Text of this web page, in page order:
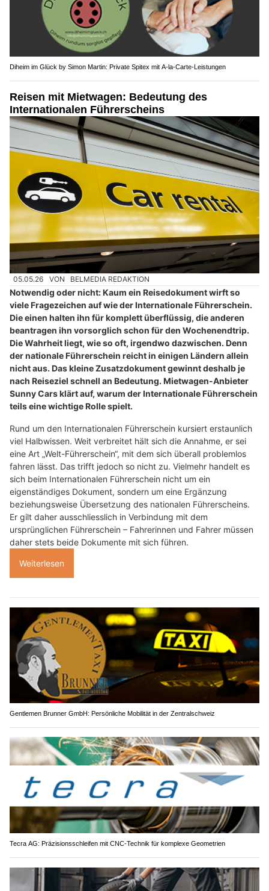
Diheim im Glück by Simon Martin: Private Spitex mit A-la-Carte-Leistungen
Reisen mit Mietwagen: Bedeutung des
Internationalen Führerscheins
05.05.26 VON BELMEDIA REDAKTION
Notwendig oder nicht: Kaum ein Reisedokument wirft so
viele Fragezeichen auf wie der Internationale Führerschein.
Die einen halten ihn für komplett überflüssig, die anderen
beantragen ihn vorsorglich schon für den Wochenendtrip.
Die Wahrheit liegt, wie so oft, irgendwo dazwischen. Denn
der nationale Führerschein reicht in einigen Ländern allein
nicht aus. Das kleine Zusatzdokument gewinnt deshalb je
nach Reiseziel schnell an Bedeutung. Mietwagen-Anbieter
Sunny Cars klärt auf, warum der Internationale Führerschein
teils eine wichtige Rolle spielt.
Rund um den Internationalen Führerschein kursiert erstaunlich
viel Halbwissen. Weit verbreitet hält sich die Annahme, er sei
eine Art „Welt-Führerschein“, mit dem sich überall problemlos
fahren lässt. Das trifft jedoch so nicht zu. Vielmehr handelt es
sich beim Internationalen Führerschein nicht um ein
eigenständiges Dokument, sondern um eine Ergänzung
beziehungsweise Übersetzung des nationalen Führerscheins.
Er gilt daher ausschliesslich in Verbindung mit dem
ursprünglichen Führerschein – Fahrerinnen und Fahrer müssen
daher stets beide Dokumente mit sich führen.
Weiterlesen
Gentlemen Brunner GmbH: Persönliche Mobilität in der Zentralschweiz
Tecra AG: Präzisionsschleifen mit CNC-Technik für komplexe Geometrien